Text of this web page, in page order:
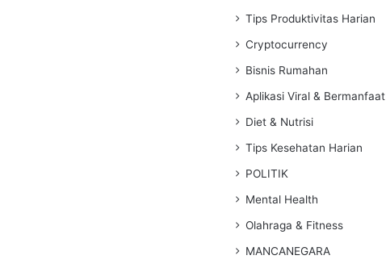
Tips Produktivitas Harian
Cryptocurrency
Bisnis Rumahan
Aplikasi Viral & Bermanfaat
Diet & Nutrisi
Tips Kesehatan Harian
POLITIK
Mental Health
Olahraga & Fitness
MANCANEGARA